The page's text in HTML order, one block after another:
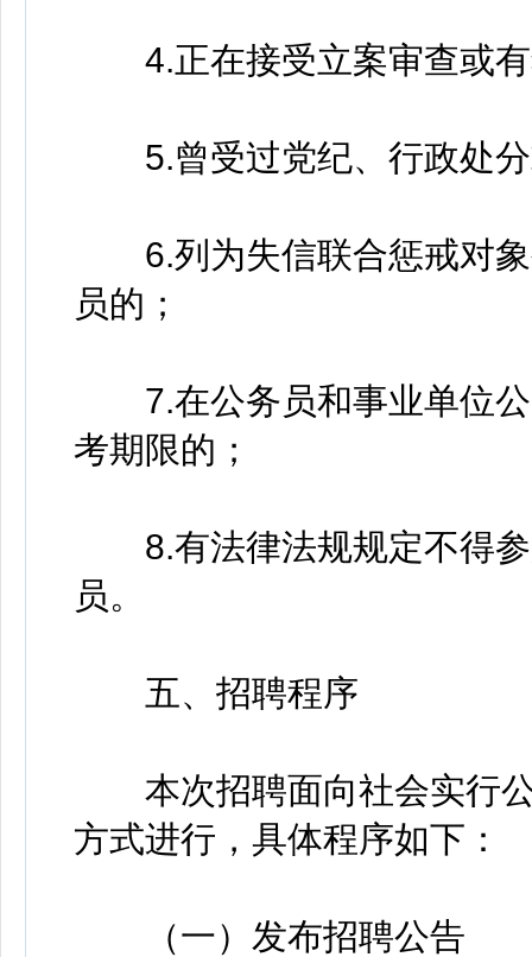
4.正在接受立案审查或有
5.曾受过党纪、行政处分
6.列为失信联合惩戒对象
员的；
7.在公务员和事业单位公
考期限的；
8.有法律法规规定不得参
员。
五、招聘程序
本次招聘面向社会实行公
方式进行，具体程序如下：
（一）发布招聘公告